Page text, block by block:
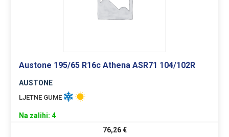
Austone 195/65 R16c Athena ASR71 104/102R
AUSTONE
LJETNE GUME
Na zalihi: 4
76,26€